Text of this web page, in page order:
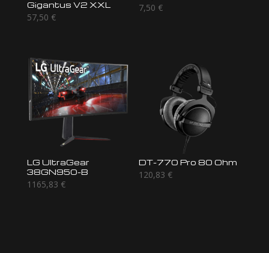
Gigantus V2 XXL
57,50 €
7,50 €
LG UltraGear
38GN950-B
1165,83 €
DT-770 Pro 80 Ohm
120,83 €